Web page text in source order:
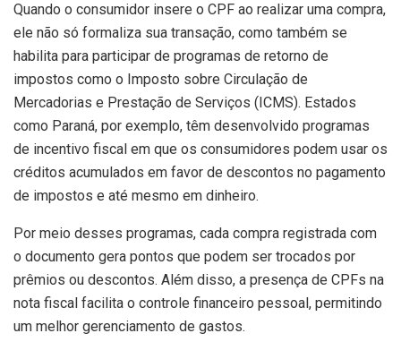
Quando o consumidor insere o CPF ao realizar uma compra,
ele não só formaliza sua transação, como também se
habilita para participar de programas de retorno de
impostos como o Imposto sobre Circulação de
Mercadorias e Prestação de Serviços (ICMS). Estados
como Paraná, por exemplo, têm desenvolvido programas
de incentivo fiscal em que os consumidores podem usar os
créditos acumulados em favor de descontos no pagamento
de impostos e até mesmo em dinheiro.
Por meio desses programas, cada compra registrada com
o documento gera pontos que podem ser trocados por
prêmios ou descontos. Além disso, a presença de CPFs na
nota fiscal facilita o controle financeiro pessoal, permitindo
um melhor gerenciamento de gastos.